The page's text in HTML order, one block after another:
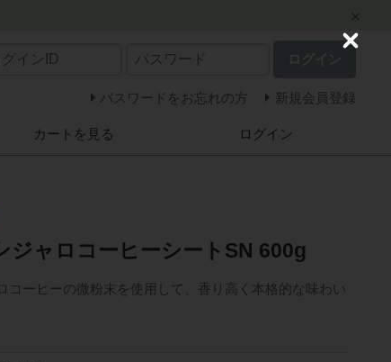
パスワードをお忘れの方 新規会員登録
カートを見る ログイン
ジャロコーヒーシートSN 600g
コーヒーの微粉末を使用して、香り高く本格的な味わい
C
s
e